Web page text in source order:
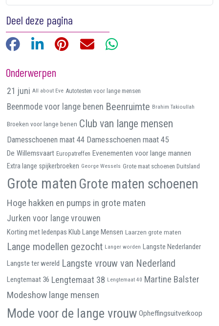
Deel deze pagina
FacebookLinkedIn Pinterest E-mailWhatsApp
Onderwerpen
21 juni All about Eve Autotesten voor lange mensen
Beenmode voor lange benen Beenruimte Brahim Takioullah
Broeken voor lange benen Club van lange mensen
Damesschoenen maat 44 Damesschoenen maat 45
De Willemsvaart Europatreffen Evenementen voor lange mannen
Extra lange spijkerbroeken George Wessels Grote maat schoenen Duitsland
Grote maten Grote maten schoenen
Hoge hakken en pumps in grote maten
Jurken voor lange vrouwen
Korting met ledenpas Klub Lange Mensen Laarzen grote maten
Lange modellen gezocht Langer worden Langste Nederlander
Langste ter wereld Langste vrouw van Nederland
Lengtemaat 36 Lengtemaat 38 Lengtemaat 40 Martine Balster
Modeshow lange mensen
Mode voor de lange vrouw Opheffingsuitverkoop